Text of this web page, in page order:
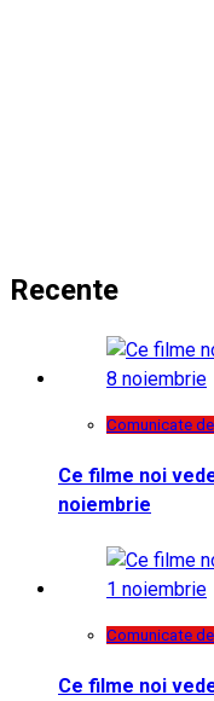
Recente
Comunicate
Ce filme noi
noiembrie
Comunicate
Ce filme noi